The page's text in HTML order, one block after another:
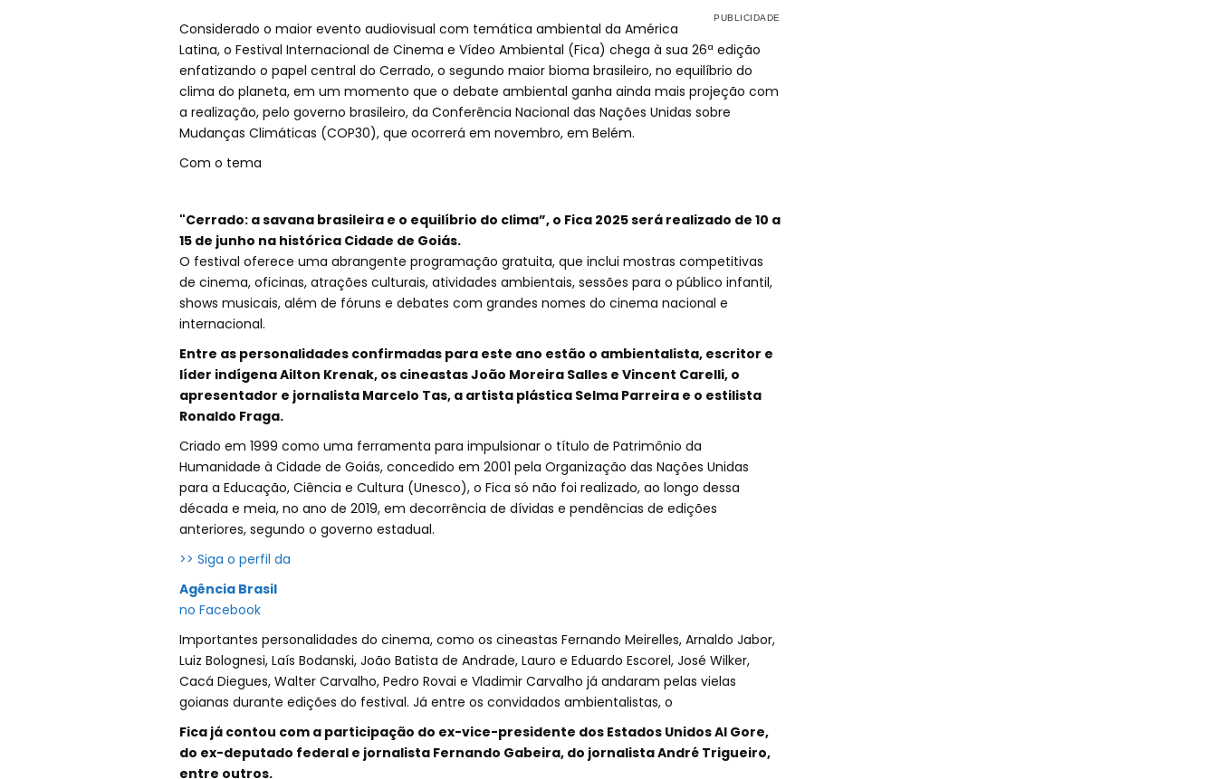
Considerado o maior evento audiovisual com temática ambiental da América
Latina, o Festival Internacional de Cinema e Vídeo Ambiental (Fica) chega à sua 26ª edição
enfatizando o papel central do Cerrado, o segundo maior bioma brasileiro, no equilíbrio do
clima do planeta, em um momento que o debate ambiental ganha ainda mais projeção com
a realização, pelo governo brasileiro, da Conferência Nacional das Nações Unidas sobre
Mudanças Climáticas (COP30), que ocorrerá em novembro, em Belém.
Com o tema
"Cerrado: a savana brasileira e o equilíbrio do clima”, o Fica 2025 será realizado de 10 a
15 de junho na histórica Cidade de Goiás.
O festival oferece uma abrangente programação gratuita, que inclui mostras competitivas
de cinema, oficinas, atrações culturais, atividades ambientais, sessões para o público infantil,
shows musicais, além de fóruns e debates com grandes nomes do cinema nacional e
internacional.
Entre as personalidades confirmadas para este ano estão o ambientalista, escritor e
líder indígena Ailton Krenak, os cineastas João Moreira Salles e Vincent Carelli, o
apresentador e jornalista Marcelo Tas, a artista plástica Selma Parreira e o estilista
Ronaldo Fraga.
Criado em 1999 como uma ferramenta para impulsionar o título de Patrimônio da
Humanidade à Cidade de Goiás, concedido em 2001 pela Organização das Nações Unidas
para a Educação, Ciência e Cultura (Unesco), o Fica só não foi realizado, ao longo dessa
década e meia, no ano de 2019, em decorrência de dívidas e pendências de edições
anteriores, segundo o governo estadual.
>> Siga o perfil da
Agência Brasil
no Facebook
Importantes personalidades do cinema, como os cineastas Fernando Meirelles, Arnaldo Jabor,
Luiz Bolognesi, Laís Bodanski, João Batista de Andrade, Lauro e Eduardo Escorel, José Wilker,
Cacá Diegues, Walter Carvalho, Pedro Rovai e Vladimir Carvalho já andaram pelas vielas
goianas durante edições do festival. Já entre os convidados ambientalistas, o
Fica já contou com a participação do ex-vice-presidente dos Estados Unidos Al Gore,
do ex-deputado federal e jornalista Fernando Gabeira, do jornalista André Trigueiro,
entre outros.